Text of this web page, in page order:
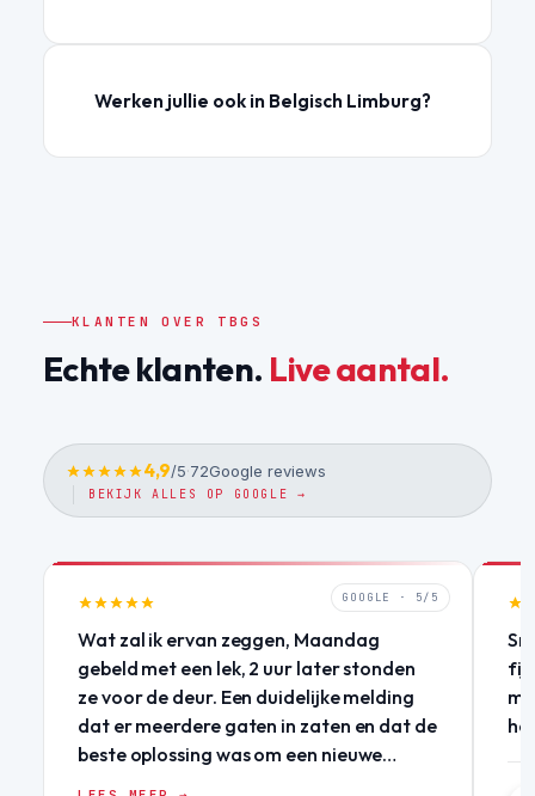
Werken jullie ook in Belgisch Limburg?
KLANTEN OVER TBGS
Echte klanten. Live aantal.
4,9/5·72Google reviews
BEKIJK ALLES OP GOOGLE →
GOOGLE · 5/5
Wat zal ik ervan zeggen, Maandag
gebeld met een lek, 2 uur later stonden
ze voor de deur. Een duidelijke melding
dat er meerdere gaten in zaten en dat de
beste oplossing was om een nieuwe